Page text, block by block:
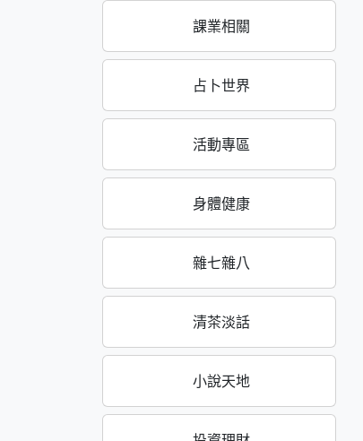
課業相關
占卜世界
活動專區
身體健康
雜七雜八
清茶淡話
小說天地